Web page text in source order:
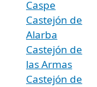
Caspe
Castejón de
Alarba
Castejón de
las Armas
Castejón de